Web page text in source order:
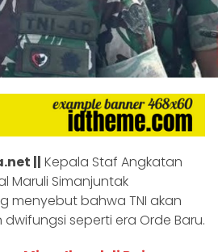
|| Kepala Staf Angkatan
Maruli Simanjuntak
menyebut bahwa TNI akan
seperti era Orde Baru.